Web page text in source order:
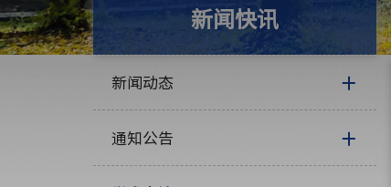
新闻快讯
新闻动态
通知公告